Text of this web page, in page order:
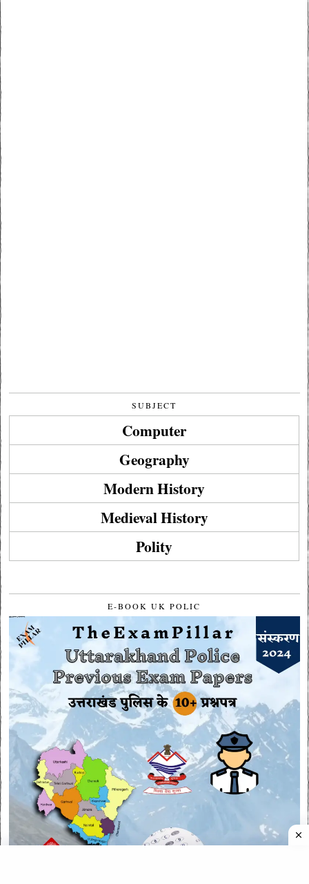
SUBJECT
Computer
Geography
Modern History
Medieval History
Polity
E-BOOK UK POLIC